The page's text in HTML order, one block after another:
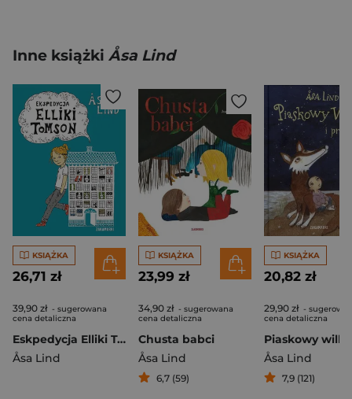
Inne książki Åsa Lind
KSIĄŻKA
26,71 zł
39,90 zł - sugerowana
cena detaliczna
Eskpedycja Elliki Tomson
Åsa Lind
KSIĄŻKA
23,99 zł
34,90 zł - sugerowana
cena detaliczna
Chusta babci
Åsa Lind
6,7 (59)
KSIĄŻKA
20,82 zł
29,90 zł -
cena detaliczna
Åsa Lind
7,9 (121)